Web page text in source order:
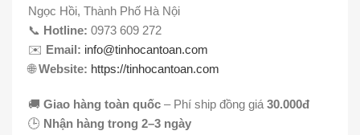
Ngọc Hồi, Thành Phố Hà Nội
📞 Hotline: 0973 609 272
✉️ Email: info@tinhocantoan.com
🌐Website: https://tinhocantoan.com
🚚 Giao hàng toàn quốc – Phí ship đồng giá 30.000đ
🕒 Nhận hàng trong 2–3 ngày